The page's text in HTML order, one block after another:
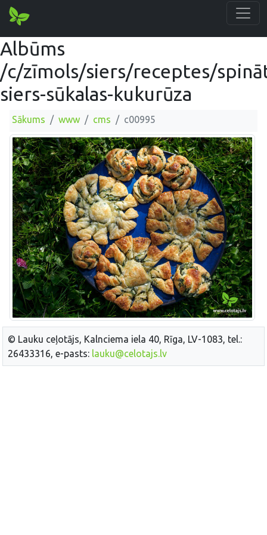
Albūms
/c/zīmols/siers/receptes/
siers-sūkalas-kukurūza
Sākums www cms c00995
© Lauku ceļotājs, Kalnciema iela 40, Rīga, LV-1083, tel.:
26433316, e-pasts: lauku@celotajs.lv